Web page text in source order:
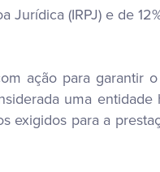
Jurídica (IRPJ) e de
ação para garantir
uma
exigidos para a